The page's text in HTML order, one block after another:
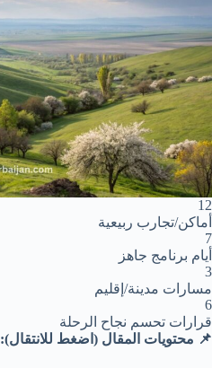
12
أماكن/تجارب ربيعية
7
أيام برنامج جاهز
3
مسارات مدينة/إقليم
6
قرارات تحسم نجاح الرحلة
📌 محتويات المقال (اضغط للانتقال):